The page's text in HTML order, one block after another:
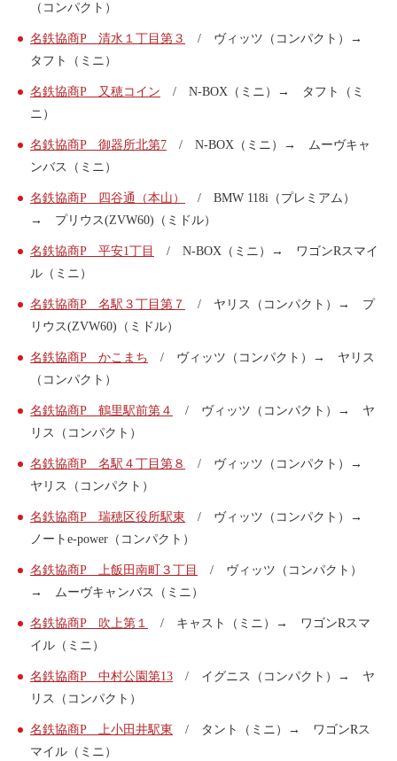
学生はおトク！
マイナ免許証
よくある質問
料金プラン
社有車との比較
利用シーン
お客様の声
ご入会方法
よくある質問
会社案内 お問い合わせ お知らせ
保険補償内容 個人情報の取扱い
環境への取組み
ご利用の手引き 特定商取引について
サイトマップ
（コンパクト）
名鉄協商P 清水１丁目第３
/ ヴィッツ（コンパクト）→
タフト（ミニ）
名鉄協商P 又穂コイン / N-BOX（ミニ）→ タフト（ミ
ニ）
名鉄協商P 御器所北第7 / N-BOX（ミニ）→ ムーヴキャ
ンバス（ミニ）
名鉄協商P 四谷通（本山）
/ BMW 118i（プレミアム）
→ プリウス(ZVW60)（ミドル）
名鉄協商P 平安1丁目
/ N-BOX（ミニ）→ ワゴンRスマイ
ル（ミニ）
名鉄協商P 名駅３丁目第７
/ ヤリス（コンパクト）→ プ
リウス(ZVW60)（ミドル）
名鉄協商P かこまち / ヴィッツ（コンパクト）→ ヤリス
（コンパクト）
名鉄協商P 鶴里駅前第４
/ ヴィッツ（コンパクト）→ ヤ
リス（コンパクト）
名鉄協商P 名駅４丁目第８
/ ヴィッツ（コンパクト）→
ヤリス（コンパクト）
名鉄協商P 瑞穂区役所駅東 / ヴィッツ（コンパクト）→
ノートe-power（コンパクト）
名鉄協商P 上飯田南町３丁目
/ ヴィッツ（コンパクト）
→ ムーヴキャンバス（ミニ）
名鉄協商P 吹上第１
/ キャスト（ミニ）→ ワゴンRスマ
イル（ミニ）
名鉄協商P 中村公園第13 / イグニス（コンパクト）→ ヤ
リス（コンパクト）
名鉄協商P 上小田井駅東 / タント（ミニ）→ ワゴンRス
マイル（ミニ）